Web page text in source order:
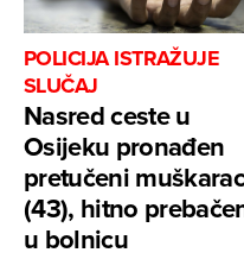
POLICIJA ISTRAŽUJE
SLUČAJ
Nasred ceste u
Osijeku pronađen
pretučeni
(43), hitno
u bolnicu